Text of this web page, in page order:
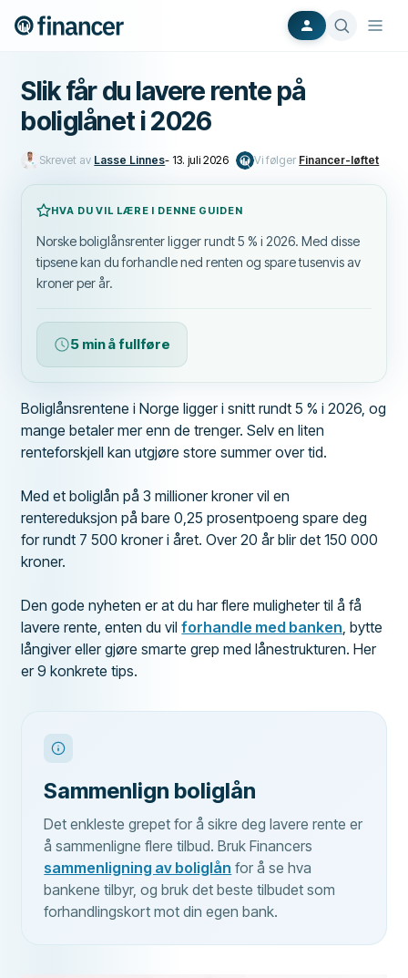
Slik får du lavere rente på
boliglånet i 2026
Skrevet av Lasse Linnes- 13. juli 2026 Vi følger Financer-løftet
HVA DU VIL LÆRE I DENNE GUIDEN
Norske boliglånsrenter ligger rundt 5 % i 2026. Med disse
tipsene kan du forhandle ned renten og spare tusenvis av
kroner per år.
5 min å fullføre
Boliglånsrentene i Norge ligger i snitt rundt 5 % i 2026, og
mange betaler mer enn de trenger. Selv en liten
renteforskjell kan utgjøre store summer over tid.
Med et boliglån på 3 millioner kroner vil en
rentereduksjon på bare 0,25 prosentpoeng spare deg
for rundt 7 500 kroner i året. Over 20 år blir det 150 000
kroner.
Den gode nyheten er at du har flere muligheter til å få
lavere rente, enten du vilforhandle med banken, bytte
långiver eller gjøre smarte grep med lånestrukturen. Her
er 9 konkrete tips.
Sammenlign boliglån
Det enkleste grepet for å sikre deg lavere rente er
å sammenligne flere tilbud. Bruk Financers
sammenligning av boliglån for å se hva
bankene tilbyr, og bruk det beste tilbudet som
forhandlingskort mot din egen bank.